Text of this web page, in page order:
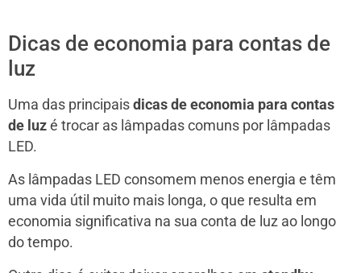
Dicas de economia para contas de
luz
Uma das principais dicas de economia para contas
de luz é trocar as lâmpadas comuns por lâmpadas
LED.
As lâmpadas LED consomem menos energia e têm
uma vida útil muito mais longa, o que resulta em
economia significativa na sua conta de luz ao longo
do tempo.